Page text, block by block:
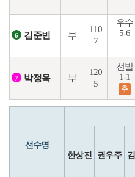
6 김준빈 부
110
7
우수
5-6
7 박정욱 부
120
5
선발
1-1
추
선수명
한상진 권우주